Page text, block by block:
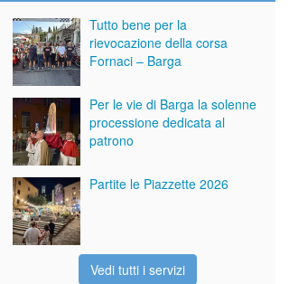
Tutto bene per la
rievocazione della corsa
Fornaci – Barga
Per le vie di Barga la solenne
processione dedicata al
patrono
Partite le Piazzette 2026
Vedi tutti i servizi